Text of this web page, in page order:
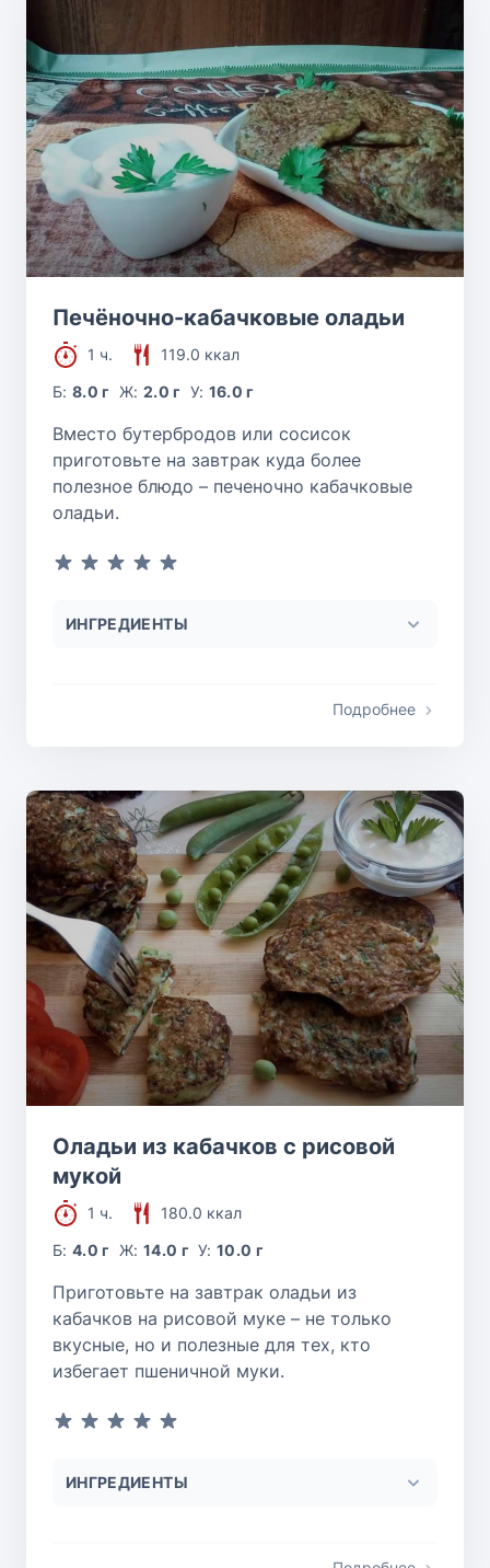
Печёночно-кабачковые оладьи
1 ч.
119.0 ккал
Б:8.0 г Ж: 2.0 г У: 16.0 г
Вместо бутербродов или сосисок
приготовьте на завтрак куда более
полезное блюдо – печеночно кабачковые
оладьи.
ИНГРЕДИЕНТЫ
Подробнее
Оладьи из кабачков с рисовой
мукой
1 ч.
180.0 ккал
Б:4.0 г Ж: 14.0 г У:10.0 г
Приготовьте на завтрак оладьи из
кабачков на рисовой муке – не только
вкусные, но и полезные для тех, кто
избегает пшеничной муки.
ИНГРЕДИЕНТЫ